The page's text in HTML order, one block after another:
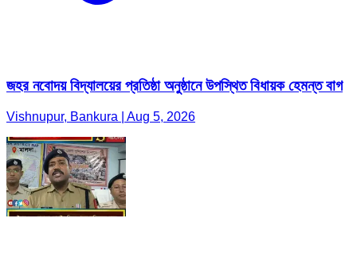
জহর নবোদয় বিদ্যালয়ের প্রতিষ্ঠা অনুষ্ঠানে উপস্থিত বিধায়ক হেমন্ত বাগ
Vishnupur, Bankura | Aug 5, 2026